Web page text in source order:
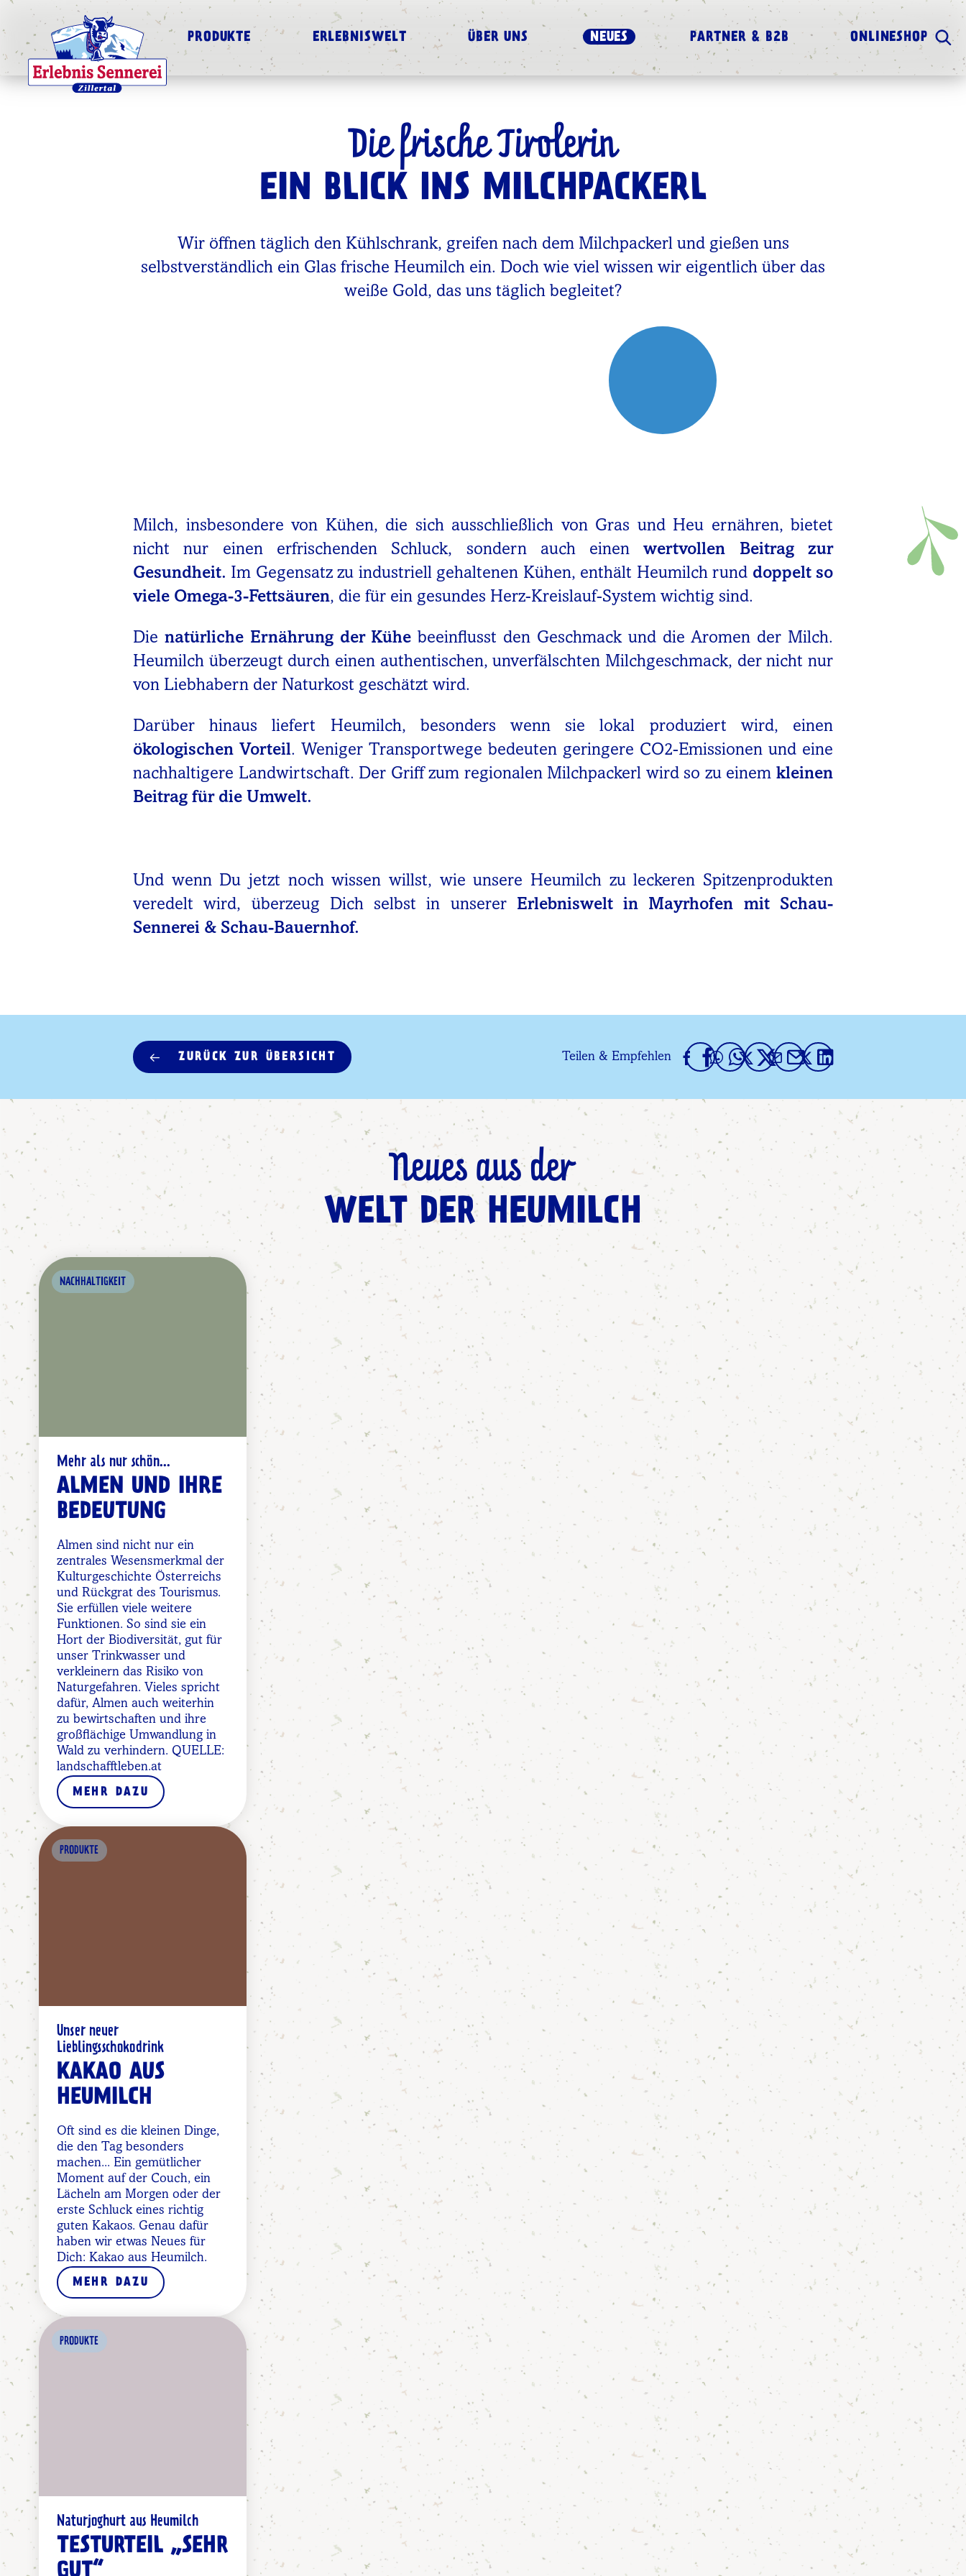
PRODUKTE ERLEBNISWELT ÜBER UNS NEUES PARTNER & B2B ONLINESHOP
Die frische Tirolerin
EIN BLICK INS MILCHPACKERL
Wir öffnen täglich den Kühlschrank, greifen nach dem Milchpackerl und gießen uns
selbstverständlich ein Glas frische Heumilch ein. Doch wie viel wissen wir eigentlich über das
weiße Gold, das uns täglich begleitet?
Milch, insbesondere von Kühen, die sich ausschließlich von Gras und Heu ernähren, bietet
nicht nur einen erfrischenden Schluck, sondern auch einenwertvollen Beitrag zur
Gesundheit. Im Gegensatz zu industriell gehaltenen Kühen, enthält Heumilch rund doppelt so
viele Omega-3-Fettsäuren, die für ein gesundes Herz-Kreislauf-System wichtig sind.
Die natürliche Ernährung der Kühe beeinflusst den Geschmack und die Aromen der Milch.
Heumilch überzeugt durch einen authentischen, unverfälschten Milchgeschmack, der nicht nur
von Liebhabern der Naturkost geschätzt wird.
Darüber hinaus liefert Heumilch, besonders wenn sie lokal produziert wird, einen
ökologischen Vorteil. Weniger Transportwege bedeuten geringere CO2-Emissionen und eine
nachhaltigere Landwirtschaft. Der Griff zum regionalen Milchpackerl wird so zu einem kleinen
Beitrag für die Umwelt.
Und wenn Du jetzt noch wissen willst, wie unsere Heumilch zu leckeren Spitzenprodukten
veredelt wird, überzeug Dich selbst in unserer Erlebniswelt in Mayrhofen mit Schau-
Sennerei & Schau-Bauernhof.
ZURÜCK ZUR ÜBERSICHT Teilen & Empfehlen
Neues aus der
WELT DER HEUMILCH
NACHHALTIGKEIT
Mehr als nur schön...
ALMEN UND IHRE
BEDEUTUNG
Almen sind nicht nur ein
zentrales Wesensmerkmal der
Kulturgeschichte Österreichs
und Rückgrat des Tourismus.
Sie erfüllen viele weitere
Funktionen. So sind sie ein
Hort der Biodiversität, gut für
unser Trinkwasser und
verkleinern das Risiko von
Naturgefahren. Vieles spricht
dafür, Almen auch weiterhin
zu bewirtschaften und ihre
großflächige Umwandlung in
Wald zu verhindern. QUELLE:
landschafftleben.at
MEHR DAZU
PRODUKTE
Unser neuer
Lieblingsschokodrink
KAKAO AUS
HEUMILCH
Oft sind es die kleinen Dinge,
die den Tag besonders
machen... Ein gemütlicher
Moment auf der Couch, ein
Lächeln am Morgen oder der
erste Schluck eines richtig
guten Kakaos. Genau dafür
haben wir etwas Neues für
Dich: Kakao aus Heumilch.
MEHR DAZU
PRODUKTE
Naturjoghurt aus Heumilch
TESTURTEIL „SEHR